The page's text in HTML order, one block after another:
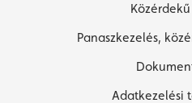
Panaszkezelés,
Adatkezelési